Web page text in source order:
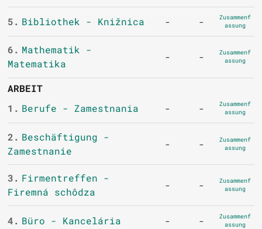
5. Bibliothek - Knižnica - -
Zusammenf
assung
6. Mathematik -
Matematika
- -
Zusammenf
assung
ARBEIT
1. Berufe - Zamestnania - -
Zusammenf
assung
2. Beschäftigung -
Zamestnanie
- -
Zusammenf
assung
3. Firmentreffen -
Firemná schôdza
- -
Zusammenf
assung
4. Büro - Kancelária - -
Zusammenf
assung